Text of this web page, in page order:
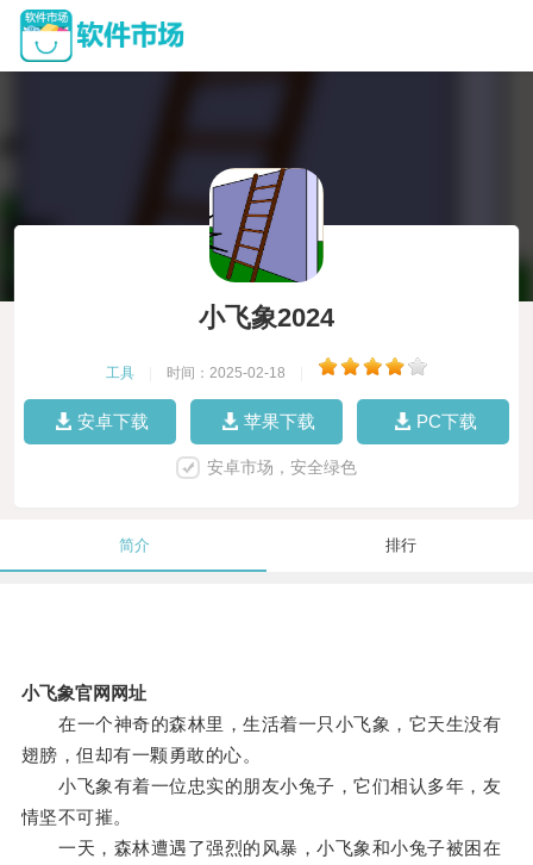
小飞象2024
工具 时间：2025-02-18
安卓下载 苹果下载 PC下载
安卓市场，安全绿色
简介 排行
小飞象官网网址
在一个神奇的森林里，生活着一只小飞象，它天生没有
翅膀，但却有一颗勇敢的心。
小飞象有着一位忠实的朋友小兔子，它们相认多年，友
情坚不可摧。
一天，森林遭遇了强烈的风暴，小飞象和小兔子被困在